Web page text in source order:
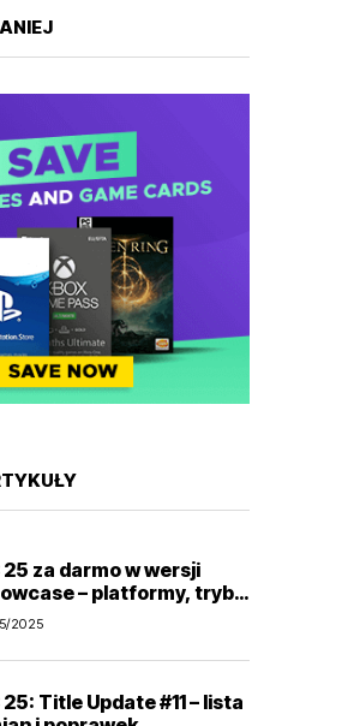
25 za darmo w wersji
– platformy, tryby
2025
25: Title Update #11 – lista